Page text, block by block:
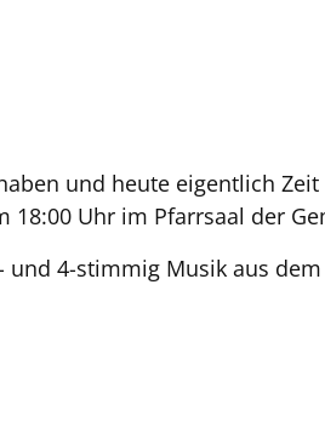
und heute eigentlich
Uhr im Pfarrsaal der
4-stimmig Musik aus